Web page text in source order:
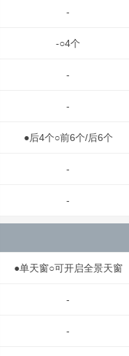
-
-○4个
-
-
●后4个○前6个/后6个
-
-
●单天窗○可开启全景天窗
-
-